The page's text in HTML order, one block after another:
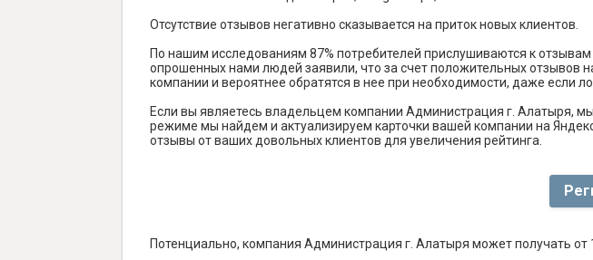
Отсутствие отзывов негативно сказывается на приток новых клиентов.
По нашим исследованиям 87% потребителей прислушиваются к
опрошенных нами людей заявили, что за счет положительных отзывов
компании и вероятнее обратятся в нее при необходимости, даже если
Если вы являетесь владельцем компании Администрация г. Алатыря,
режиме мы найдем и актуализируем карточки вашей компании на
отзывы от ваших довольных клиентов для увеличения рейтинга.
Потенциально, компания Администрация г. Алатыря может получать